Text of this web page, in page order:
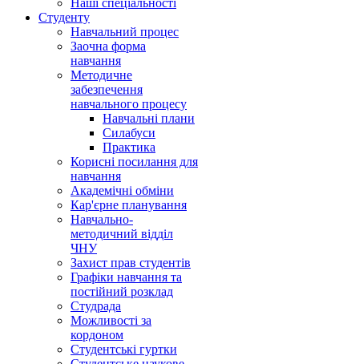
Наші спеціальності
Студенту
Навчальний процес
Заочна форма
навчання
Методичне
забезпечення
навчального процесу
Навчальні плани
Силабуси
Практика
Корисні посилання для
навчання
Академічні обміни
Кар'єрне планування
Навчально-
методичний відділ
ЧНУ
Захист прав студентів
Графіки навчання та
постійний розклад
Студрада
Можливості за
кордоном
Студентські гуртки